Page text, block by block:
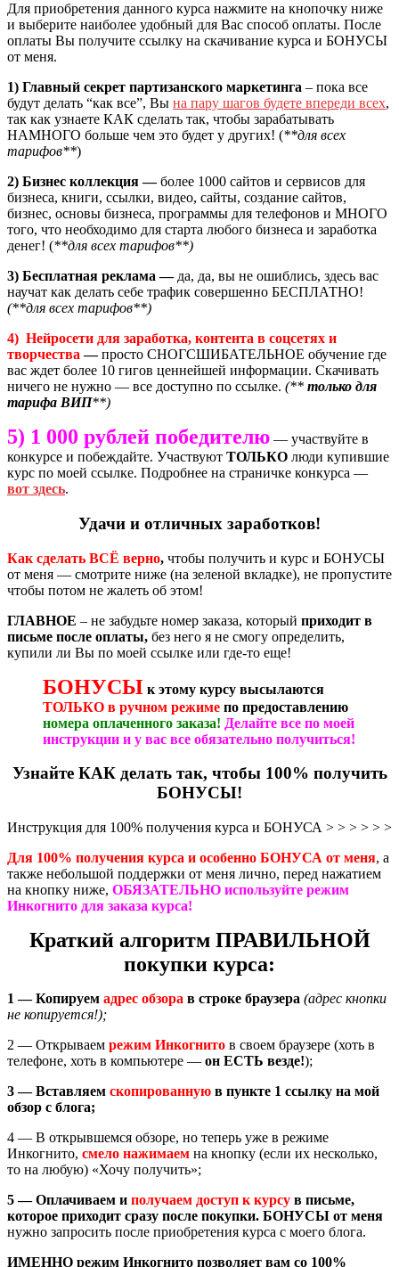
Для приобретения данного курса нажмите на кнопочку ниже
и выберите наиболее удобный для Вас способ оплаты. После
оплаты Вы получите ссылку на скачивание курса и БОНУСЫ
от меня.
1) Главный секрет партизанского маркетинга – пока все
будут делать “как все”, Вы на пару шагов будете впереди всех,
так как узнаете КАК сделать так, чтобы зарабатывать
НАМНОГО больше чем это будет у других! (**для всех
тарифов**)
2) Бизнес коллекция —более 1000 сайтов и сервисов для
бизнеса, книги, ссылки, видео, сайты, создание сайтов,
бизнес, основы бизнеса, программы для телефонов и МНОГО
того, что необходимо для старта любого бизнеса и заработка
денег! (**для всех тарифов**)
3) Бесплатная реклама — да, да, вы не ошиблись, здесь вас
научат как делать себе трафик совершенно БЕСПЛАТНО!
(**для всех тарифов**)
4) Нейросети для заработка, контента в соцсетях и
творчества —просто СНОГСШИБАТЕЛЬНОЕ обучение где
вас ждет более 10 гигов ценнейшей информации. Скачивать
ничего не нужно — все доступно по ссылке. (** только для
тарифа ВИП**)
5) 1 000 рублей победителю — участвуйте в
конкурсе и побеждайте. Участвуют ТОЛЬКО люди купившие
курс по моей ссылке. Подробнее на страничке конкурса —
вот здесь.
Удачи и отличных заработков!
Как сделать ВСЁ верно, чтобы получить и курс и БОНУСЫ
от меня — смотрите ниже (на зеленой вкладке), не пропустите
чтобы потом не жалеть об этом!
ГЛАВНОЕ – не забудьте номер заказа, который приходит в
письме после оплаты, без него я не смогу определить,
купили ли Вы по моей ссылке или где-то еще!
БОНУСЫ к этому курсу высылаются
ТОЛЬКО в ручном режиме по предоставлению
номера оплаченного заказа! Делайте все по моей
инструкции и у вас все обязательно получиться!
Узнайте КАК делать так, чтобы 100% получить
БОНУСЫ!
Инструкция для 100% получения курса и БОНУСА > > > > > >
Для 100% получения курса и особенно БОНУСА от меня, а
также небольшой поддержки от меня лично, перед нажатием
на кнопку ниже, ОБЯЗАТЕЛЬНО используйте режим
Инкогнито для заказа курса!
Краткий алгоритм ПРАВИЛЬНОЙ
покупки курса:
1 — Копируем адрес обзора в строке браузера (адрес кнопки
не копируется!);
2 — Открываем режим Инкогнито в своем браузере (хоть в
телефоне, хоть в компьютере — он ЕСТЬ везде!);
3 — Вставляем скопированную в пункте 1 ссылку на мой
обзор с блога;
4 — В открывшемся обзоре, но теперь уже в режиме
Инкогнито, смело нажимаем на кнопку (если их несколько,
то на любую) «Хочу получить»;
5 — Оплачиваем и получаем доступ к курсу в письме,
которое приходит сразу после покупки. БОНУСЫ от меня
нужно запросить после приобретения курса с моего блога.
ИМЕННО режим Инкогнито позволяет вам со 100%